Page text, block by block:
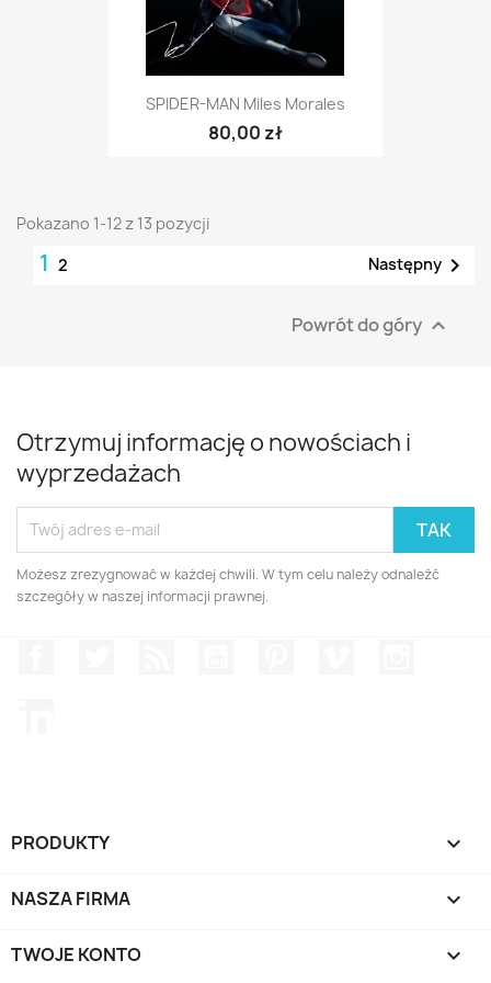
SPIDER-MAN Miles Morales
80,00 zł
Pokazano 1-12 z 13 pozycji
1 2 Następny 
Powrót do góry 
Otrzymuj informację o nowościach i
wyprzedażach
Możesz zrezygnować w każdej chwili. W tym celu należy odnaleźć
szczegóły w naszej informacji prawnej.
PRODUKTY 
NASZA FIRMA 
TWOJE KONTO 